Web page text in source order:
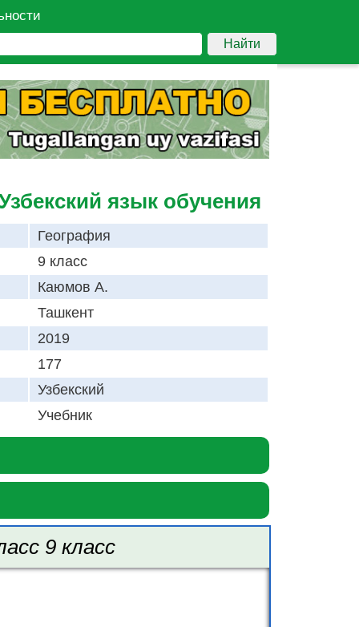
Найти
язык обучения
География
9 класс
Каюмов А.
Ташкент
2019
177
Узбекский
Учебник
9 класс